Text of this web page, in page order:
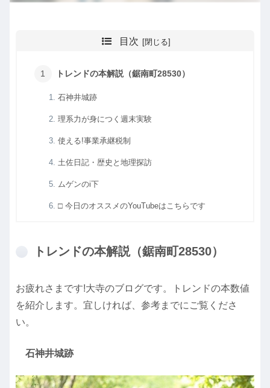
目次
トレンドの本解説（鋸南町28530）
石神井城跡
理系力が身につく週末実験
使える!事業承継税制
土佐日記・歴史と地理探訪
ムゲンのi下
□ 今日のオススメのYouTubeはこちらです
トレンドの本解説（鋸南町28530）
お疲れさまです!大寺のブログです。トレンドの本数値
を紹介します。宜しければ、参考までにご覧くださ
い。
石神井城跡